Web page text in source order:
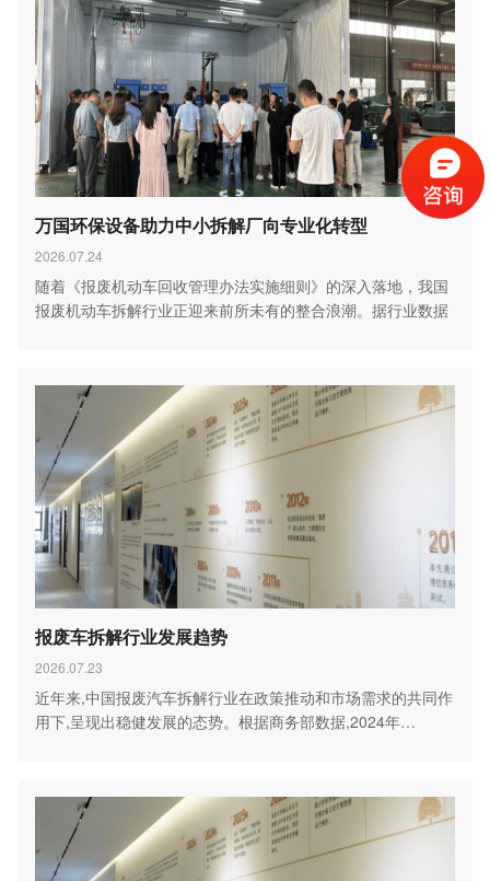
万国环保设备助力中小拆解厂向专业化转型
2026.07.24
随着《报废机动车回收管理办法实施细则》的深入落地，我国
报废机动车拆解行业正迎来前所未有的整合浪潮。据行业数据
报废车拆解行业发展趋势
2026.07.23
近年来,中国报废汽车拆解行业在政策推动和市场需求的共同作
用下,呈现出稳健发展的态势。根据商务部数据,2024年…